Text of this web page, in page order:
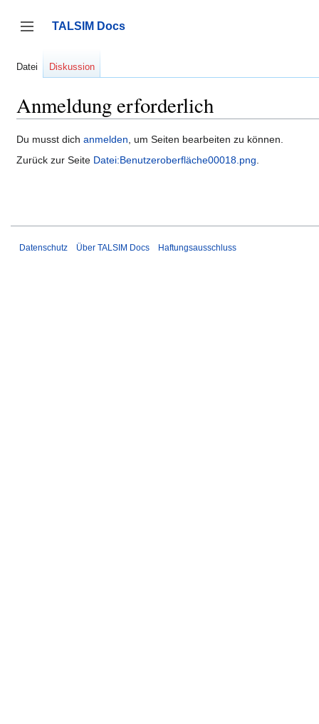
springen
Seitenleiste umschalten
TALSIM Docs
Datei Diskussion
Anmeldung erforderlich
Du musst dich anmelden , um Seiten bearbeiten zu können.
Zurück zur Seite Datei:Benutzeroberfläche00018.png
Datenschutz Über TALSIM Docs Haftungsausschluss